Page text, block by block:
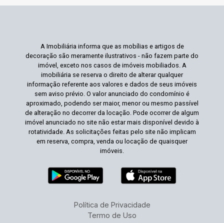
A Imobiliária informa que as mobílias e artigos de
decoração são meramente ilustrativos - não fazem parte do
imóvel, exceto nos casos de imóveis mobiliados. A
imobiliária se reserva o direito de alterar qualquer
informação referente aos valores e dados de seus imóveis
sem aviso prévio. O valor anunciado do condomínio é
aproximado, podendo ser maior, menor ou mesmo passível
de alteração no decorrer da locação. Pode ocorrer de algum
imóvel anunciado no site não estar mais disponível devido à
rotatividade. As solicitações feitas pelo site não implicam
em reserva, compra, venda ou locação de quaisquer
imóveis.
Política de Privacidade
Termo de Uso